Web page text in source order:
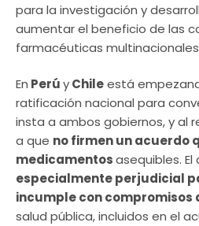
para la investigación y
aumentar el beneficio de las
farmacéuticas
En PerúyChileestá
ratificación nacional para
insta a ambos gobiernos, y al
a que no firmen un acuerdo
medicamentosasequibles.
especialmente perjudicial
incumple con compromisos
salud pública, incluidos en el